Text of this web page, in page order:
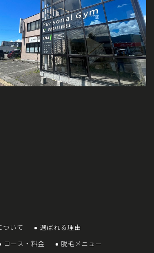
ついて
選ばれる理由
コース・料金 脱毛メニュー